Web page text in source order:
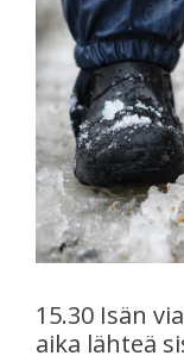
15.30 Isän
aika lähteä